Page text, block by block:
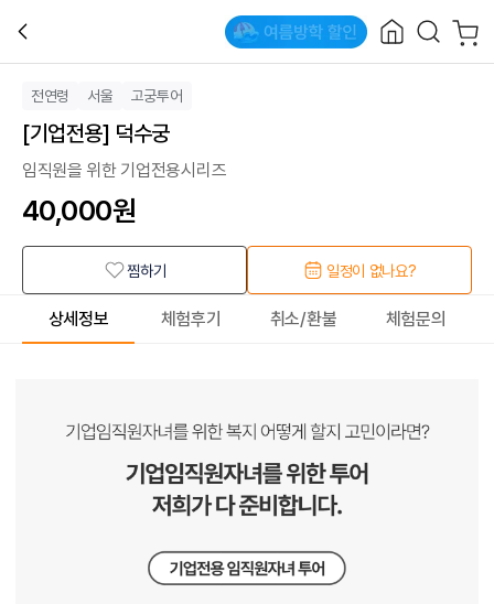
전연령 서울 고궁투어
[기업전용] 덕수궁
임직원을 위한 기업전용시리즈
40,000원
찜하기 일정이 없나요?
상세정보 체험후기 취소/환불 체험문의